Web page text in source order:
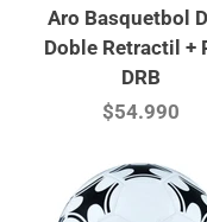
Aro Basquetbol
Doble Retractil +
DRB
$54.990